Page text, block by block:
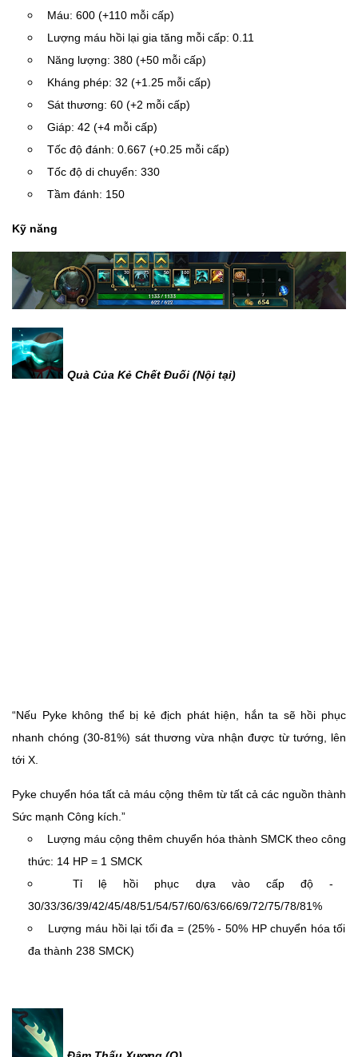
Máu: 600 (+110 mỗi cấp)
Lượng máu hồi lại gia tăng mỗi cấp: 0.11
Năng lượng: 380 (+50 mỗi cấp)
Kháng phép: 32 (+1.25 mỗi cấp)
Sát thương: 60 (+2 mỗi cấp)
Giáp: 42 (+4 mỗi cấp)
Tốc độ đánh: 0.667 (+0.25 mỗi cấp)
Tốc độ di chuyển: 330
Tầm đánh: 150
Kỹ năng
Quà Của Kẻ Chết Đuối (Nội tại)
“Nếu Pyke không thể bị kẻ địch phát hiện, hắn ta sẽ hồi phục
nhanh chóng (30-81%) sát thương vừa nhận được từ tướng, lên
tới X.
Pyke chuyển hóa tất cả máu cộng thêm từ tất cả các nguồn thành
Sức mạnh Công kích.”
Lượng máu cộng thêm chuyển hóa thành SMCK theo công
thức: 14 HP = 1 SMCK
Tỉ lệ hồi phục dựa vào cấp độ -
30/33/36/39/42/45/48/51/54/57/60/63/66/69/72/75/78/81%
Lượng máu hồi lại tối đa = (25% - 50% HP chuyển hóa tối
đa thành 238 SMCK)